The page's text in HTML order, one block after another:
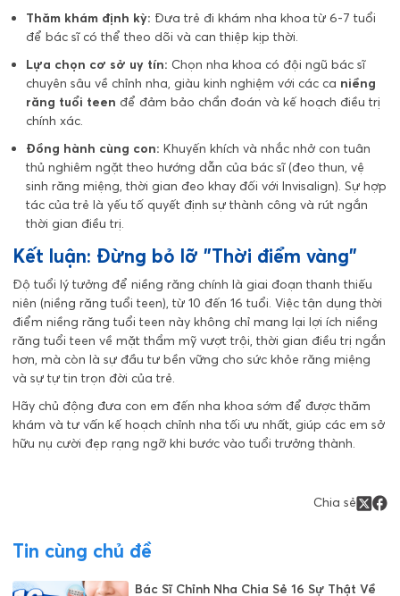
Thăm khám định kỳ: Đưa trẻ đi khám nha khoa từ 6-7 tuổi
để bác sĩ có thể theo dõi và can thiệp kịp thời.
Lựa chọn cơ sở uy tín: Chọn nha khoa có đội ngũ bác sĩ
chuyên sâu về chỉnh nha, giàu kinh nghiệm với các ca niềng
răng tuổi teen để đảm bảo chẩn đoán và kế hoạch điều trị
chính xác.
Đồng hành cùng con: Khuyến khích và nhắc nhở con tuân
thủ nghiêm ngặt theo hướng dẫn của bác sĩ (đeo thun, vệ
sinh răng miệng, thời gian đeo khay đối với Invisalign). Sự hợp
tác của trẻ là yếu tố quyết định sự thành công và rút ngắn
thời gian điều trị.
Kết luận: Đừng bỏ lỡ "Thời điểm vàng"
Độ tuổi lý tưởng để niềng răng chính là giai đoạn thanh thiếu
niên (niềng răng tuổi teen), từ 10 đến 16 tuổi. Việc tận dụng thời
điểm niềng răng tuổi teen này không chỉ mang lại lợi ích niềng
răng tuổi teen về mặt thẩm mỹ vượt trội, thời gian điều trị ngắn
hơn, mà còn là sự đầu tư bền vững cho sức khỏe răng miệng
và sự tự tin trọn đời của trẻ.
Hãy chủ động đưa con em đến nha khoa sớm để được thăm
khám và tư vấn kế hoạch chỉnh nha tối ưu nhất, giúp các em sở
hữu nụ cười đẹp rạng ngỡ khi bước vào tuổi trưởng thành.
Chia sẻ
Tin cùng chủ đề
Bác Sĩ Chỉnh Nha Chia Sẻ 16 Sự Thật Về